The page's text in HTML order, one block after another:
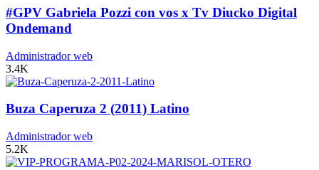
#GPV Gabriela Pozzi con vos x Tv Diucko Digital
Ondemand
Administrador web
3.4K
Buza Caperuza 2 (2011) Latino
Administrador web
5.2K